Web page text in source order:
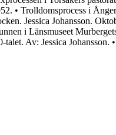
• Trolldomsprocess i
Jessica Johansson.
i Länsmuseet
talet. Av: Jessica Johansson. •